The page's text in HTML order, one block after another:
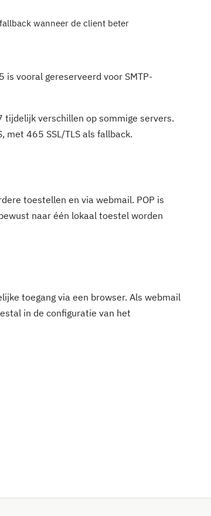
wanneer de client beter
vooral gereserveerd voor SMTP-
verschillen op sommige servers.
met 465 SSL/TLS als fallback.
toestellen en via webmail. POP is
naar één lokaal toestel worden
toegang via een browser. Als webmail
in de configuratie van het